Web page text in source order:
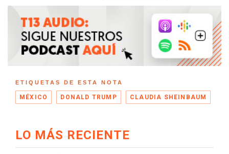
ETIQUETAS DE ESTA NOTA
MÉXICO DONALD TRUMP CLAUDIA SHEINBAUM
LO MÁS RECIENTE